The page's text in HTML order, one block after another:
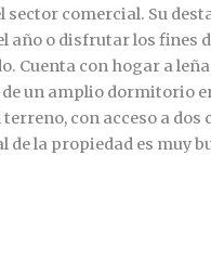
comercial. Su
o disfrutar los fines
Cuenta con hogar a
un amplio dormitorio
con acceso a dos
la propiedad es muy